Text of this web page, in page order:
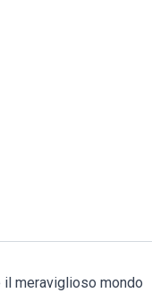
meraviglioso mondo